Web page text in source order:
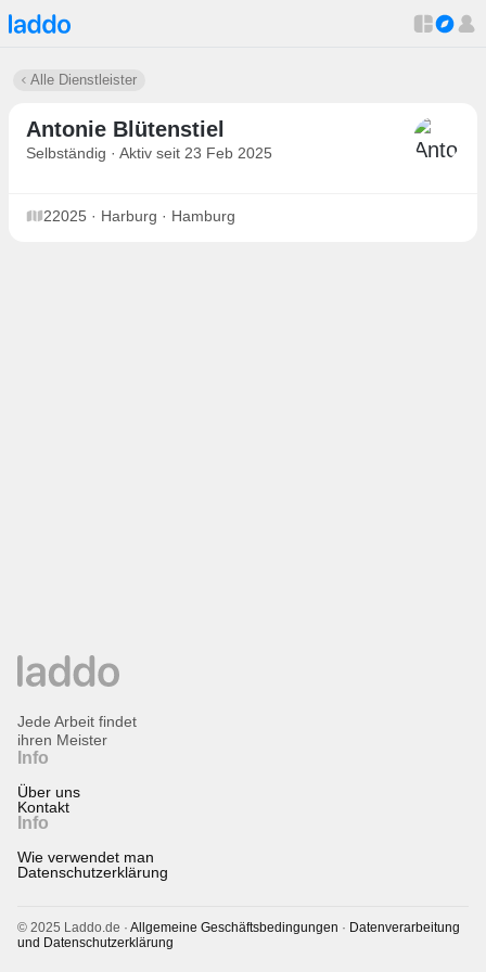
Alle Dienstleister
Antonie Blütenstiel
Selbständig · Aktiv seit 23 Feb 2025
22025 · Harburg · Hamburg
Info
Über uns
Kontakt
Info
Wie verwendet man
Datenschutzerklärung
Jede Arbeit findet
ihren Meister
© 2025 Laddo.de · Allgemeine Geschäftsbedingungen · Datenverarbeitung
und Datenschutzerklärung